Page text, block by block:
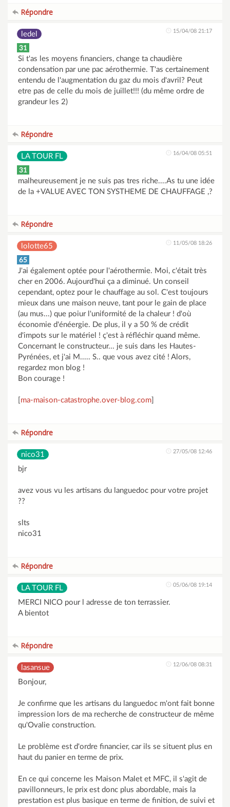
Répondre
ledel 15/04/08 21:17
31
Si t'as les moyens financiers, change ta chaudière
condensation par une pac aérothermie. T'as certainement
entendu de l'augmentation du gaz du mois d'avril? Peut
etre pas de celle du mois de juillet!!! (du même ordre de
grandeur les 2)
Répondre
LA TOUR FL 16/04/08 05:51
31
malheureusement je ne suis pas tres riche....As tu une idée
de la +VALUE AVEC TON SYSTHEME DE CHAUFFAGE ,?
Répondre
lolotte65 11/05/08 18:26
65
J'ai également optée pour l'aérothermie. Moi, c'était très
cher en 2006. Aujourd'hui ça a diminué. Un conseil
cependant, optez pour le chauffage au sol. C'est toujours
mieux dans une maison neuve, tant pour le gain de place
(au mus...) que poiur l'uniformité de la chaleur ! d'où
économie d'énéergie. De plus, il y a 50 % de crédit
d'impots sur le matériel ! ç'est à réfléchir quand même.
Concernant le constructeur... je suis dans les Hautes-
Pyrénées, et j'ai M..... S.. que vous avez cité ! Alors,
regardez mon blog !
Bon courage !
ma-maison-catastrophe.over-blog.com
Répondre
nico31 27/05/08 12:46
bjr
avez vous vu les artisans du languedoc pour votre projet
??
slts
nico31
Répondre
LA TOUR FL 05/06/08 19:14
MERCI NICO pour l adresse de ton terrassier.
A bientot
Répondre
lasansue 12/06/08 08:31
Bonjour,
Je confirme que les artisans du languedoc m'ont fait bonne
impression lors de ma recherche de constructeur de même
qu'Ovalie construction.
Le problème est d'ordre financier, car ils se situent plus en
haut du panier en terme de prix.
En ce qui concerne les Maison Malet et MFC, il s'agit de
pavillonneurs, le prix est donc plus abordable, mais la
prestation est plus basique en terme de finition, de suivi et